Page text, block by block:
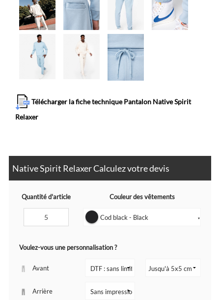
Télécharger la fiche technique Pantalon Native Spirit
Relaxer
Native Spirit Relaxer Calculez votre devis
Quantité d'article Couleur des vêtements
Cod black - Black ▼
Voulez-vous une personnalisation ?
Avant
Arrière